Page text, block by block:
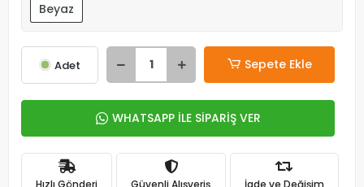
Beyaz
Adet Sepete Ekle
WHATSAPP İLE SİPARİŞ VER
Hızlı Gönderi Güvenli Alışveriş İade ve Değişim